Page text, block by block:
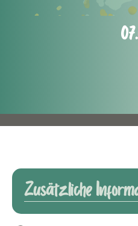
Zusätzliche